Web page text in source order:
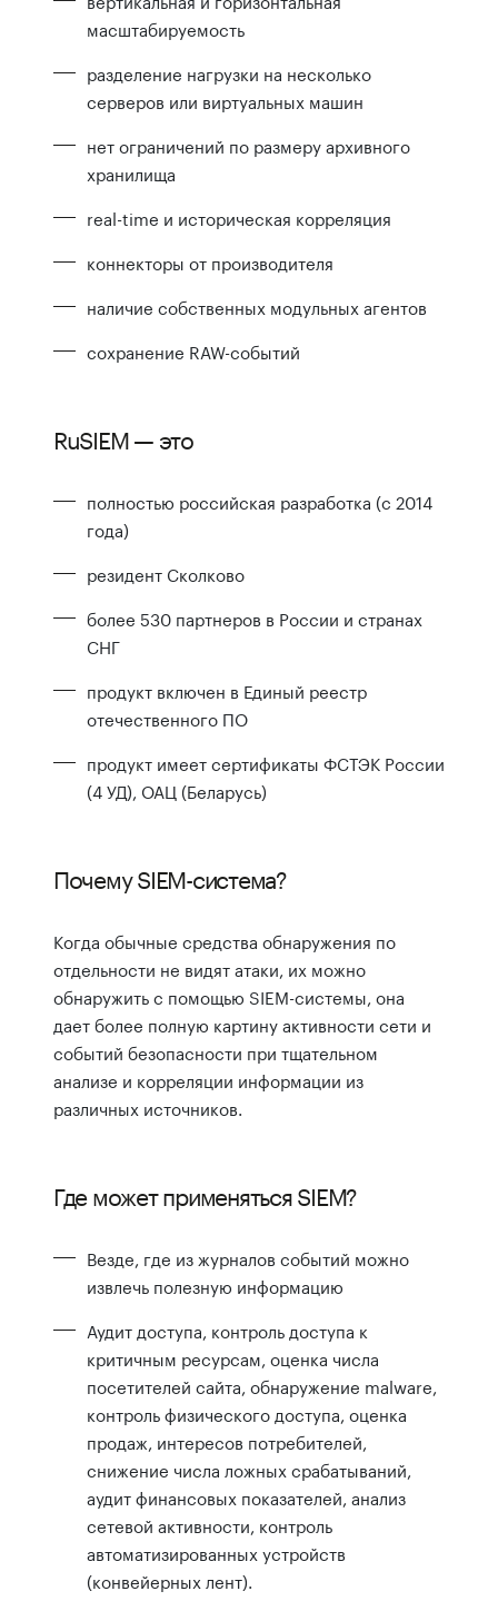
масштабируемость
разделение нагрузки на несколько
серверов или виртуальных машин
нет ограничений по размеру архивного
хранилища
real-time и историческая корреляция
коннекторы от производителя
наличие собственных модульных агентов
сохранение RAW-событий
RuSIEM — это
полностью российская разработка (с 2014
года)
резидент Сколково
более 530 партнеров в России и странах
СНГ
продукт включен в Единый реестр
отечественного ПО
продукт имеет сертификаты ФСТЭК России
(4 УД), ОАЦ (Беларусь)
Почему SIEM-система?
Когда обычные средства обнаружения по
отдельности не видят атаки, их можно
обнаружить с помощью SIEM-системы, она
дает более полную картину активности сети и
событий безопасности при тщательном
анализе и корреляции информации из
различных источников.
Где может применяться SIEM?
Везде, где из журналов событий можно
извлечь полезную информацию
Аудит доступа, контроль доступа к
критичным ресурсам, оценка числа
посетителей сайта, обнаружение malware,
контроль физического доступа, оценка
продаж, интересов потребителей,
снижение числа ложных срабатываний,
аудит финансовых показателей, анализ
сетевой активности, контроль
автоматизированных устройств
(конвейерных лент).